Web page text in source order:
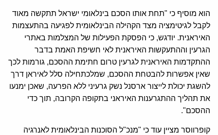
הוא מוסיף כי "תחת אותו הסכם בינלאומי ישראל תתקשה מאוד
לקבל לגיטימציה מצד הקהילה הבינלאומית לפגיעה בהתעצמות
האיראנית. יודגש, כי הפסקת הפעילות של המצלמות באתרי
הגרעין וההתעקשות האיראנית לאי חשיפת האמת בדבר
ההתקדמות האיראנית לגרעין טרום חתימת ההסכם, גורמות לכך
שאין אפשרות להבטחת ההסכם, שמלכתחילה סלל לאיראן דרך
להשגת יכולת לייצור ארסנל נשק גרעיני ללא הפרעה, שאכן ימנעו
את תהליך ההתגרענות האיראני בתקופה הקרובה, תוך כדי
ההסכם".
קופרווסר מציין עוד כי "מנכ"ל הסוכנות הבינלאומית לאנרגיה